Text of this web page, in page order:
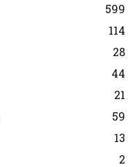
599
114
28
44
21
59
13
2